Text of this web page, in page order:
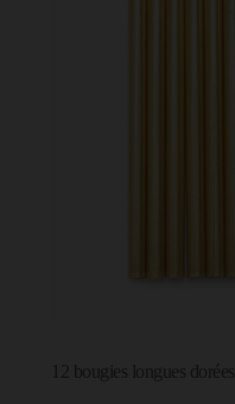
12 bougies longues dorées